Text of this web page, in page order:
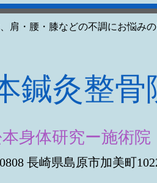
肩・腰・膝などの不調にお悩み
鍼灸整骨
身体研究ー施術院
長崎県島原市加美町